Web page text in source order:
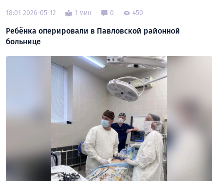
18:01 2026-05-12 1 мин 0 450
Ребёнка оперировали в Павловской районной
больнице